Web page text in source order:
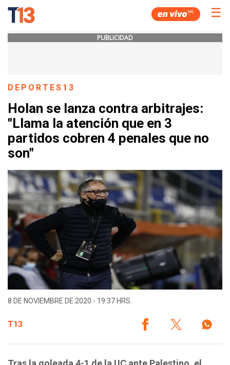
☰
PUBLICIDAD
DEPORTES13
Holan se lanza contra arbitrajes:
"Llama la atención que en 3
partidos cobren 4 penales que no
son"
8 DE NOVIEMBRE DE 2020 - 19:37 HRS.
T13